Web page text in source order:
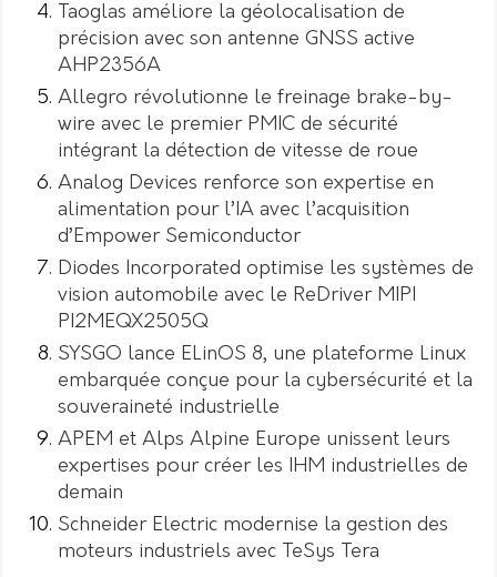
Taoglas améliore la géolocalisation de
précision avec son antenne GNSS active
AHP2356A
Allegro révolutionne le freinage brake-by-
wire avec le premier PMIC de sécurité
intégrant la détection de vitesse de roue
Analog Devices renforce son expertise en
alimentation pour l’IA avec l’acquisition
d’Empower Semiconductor
Diodes Incorporated optimise les systèmes de
vision automobile avec le ReDriver MIPI
PI2MEQX2505Q
SYSGO lance ELinOS 8, une plateforme Linux
embarquée conçue pour la cybersécurité et la
souveraineté industrielle
APEM et Alps Alpine Europe unissent leurs
expertises pour créer les IHM industrielles de
demain
Schneider Electric modernise la gestion des
moteurs industriels avec TeSys Tera